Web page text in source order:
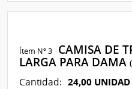
Ítem Nº 3
CAMISA DE
LARGA PARA DAMA
Cantidad: 24,00 UNIDAD